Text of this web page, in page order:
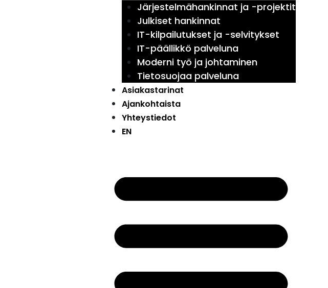
Järjestelmähankinnat ja -projektit
Julkiset hankinnat
IT-kilpailutukset ja -selvitykset
IT-päällikkö palveluna
Moderni työ ja johtaminen
Tietosuojaa palveluna
Asiakastarinat
Ajankohtaista
Yhteystiedot
EN